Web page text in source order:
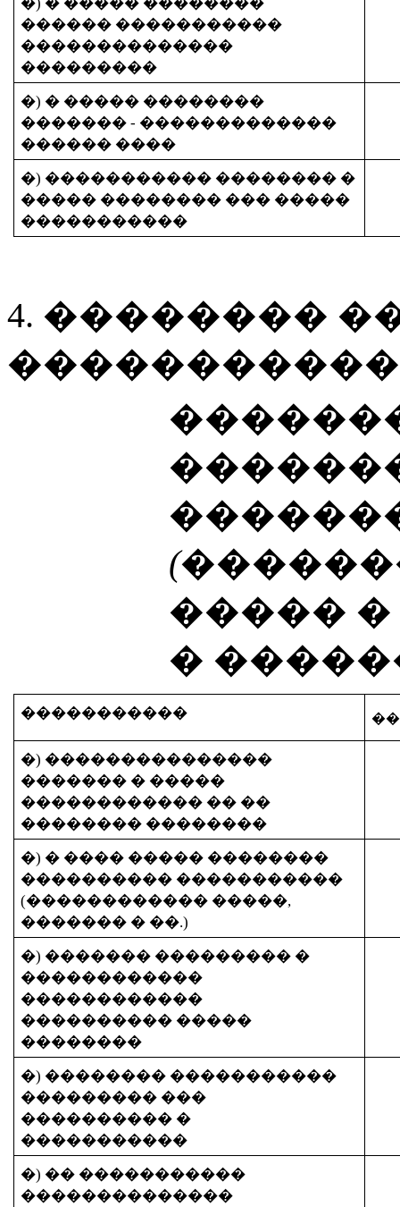
������ �����������
��������������
���������
�) � ����� ��������
������� - �������������
������ ����
�) ����������� �������� �
����� �������� ��� �����
�����������
4. ��������
�����
�
�����������
�) ���������������
������� � �����
������������ �� ��
�������� ��������
�) � ���� ����� ��������
���������� �����������
(������������ �����,
������� � ��.)
�) ������� ��������� �
������������
������������
���������� �����
��������
�) �������� �����������
��������� ���
���������� �
�����������
�) �� �����������
��������������